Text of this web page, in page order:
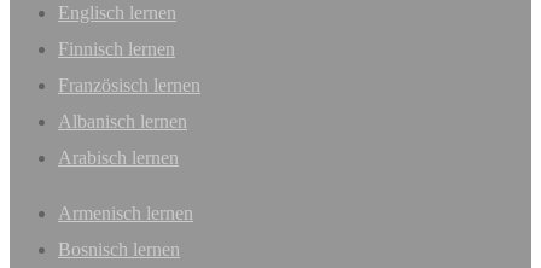
Englisch lernen
Finnisch lernen
Französisch lernen
Albanisch lernen
Arabisch lernen
Armenisch lernen
Bosnisch lernen